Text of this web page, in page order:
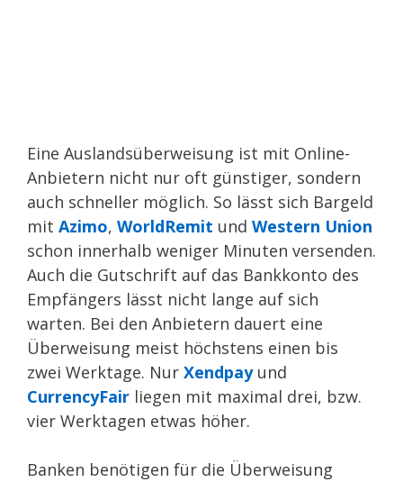
Eine Auslandsüberweisung ist mit Online-
Anbietern nicht nur oft günstiger, sondern
auch schneller möglich. So lässt sich Bargeld
mit Azimo, WorldRemit und Western Union
schon innerhalb weniger Minuten versenden.
Auch die Gutschrift auf das Bankkonto des
Empfängers lässt nicht lange auf sich
warten. Bei den Anbietern dauert eine
Überweisung meist höchstens einen bis
zwei Werktage. Nur Xendpayund
CurrencyFair liegen mit maximal drei, bzw.
vier Werktagen etwas höher.
Banken benötigen für die Überweisung